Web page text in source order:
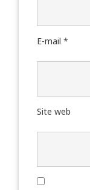
E-mail *
Site web